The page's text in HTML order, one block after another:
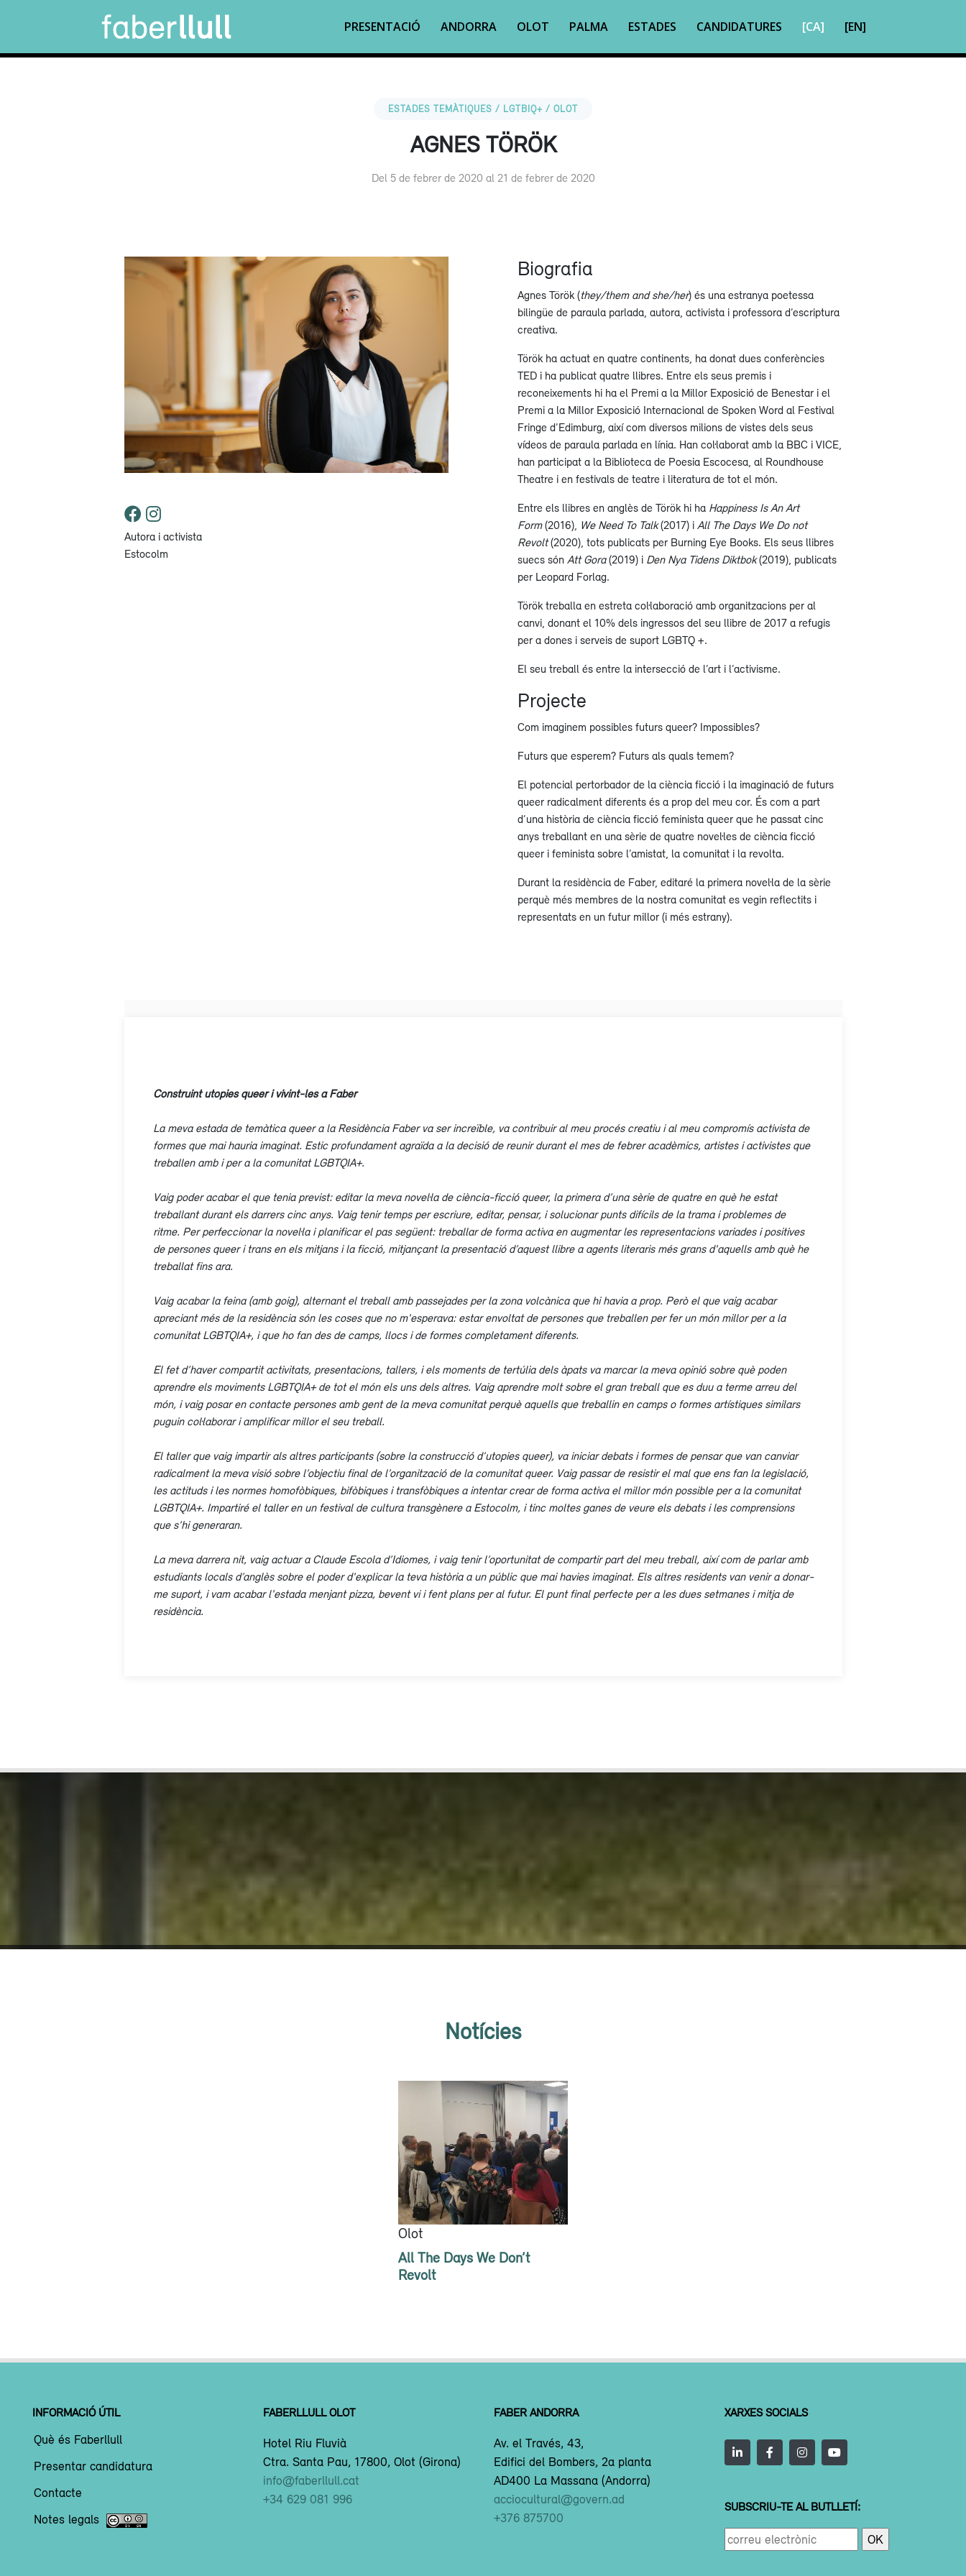
PRESENTACIÓ ANDORRA OLOT PALMA ESTADES CANDIDATURES [CA] [EN]
ESTADES TEMÀTIQUES / LGTBIQ+ / OLOT
AGNES TÖRÖK
Del 5 de febrer de 2020 al 21 de febrer de 2020
Autora i activista
Estocolm
Biografia
Agnes Török (they/them and she/her) és una estranya poetessa
bilingüe de paraula parlada, autora, activista i professora d’escriptura
creativa.
Török ha actuat en quatre continents, ha donat dues conferències
TED i ha publicat quatre llibres. Entre els seus premis i
reconeixements hi ha el Premi a la Millor Exposició de Benestar i el
Premi a la Millor Exposició Internacional de Spoken Word al Festival
Fringe d’Edimburg, així com diversos milions de vistes dels seus
vídeos de paraula parlada en línia. Han col·laborat amb la BBC i VICE,
han participat a la Biblioteca de Poesia Escocesa, al Roundhouse
Theatre i en festivals de teatre i literatura de tot el món.
Entre els llibres en anglès de Török hi ha Happiness Is An Art
Form(2016), We Need To Talk(2017) i All The Days We Do not
Revolt(2020), tots publicats per Burning Eye Books. Els seus llibres
suecs són Att Gora(2019) i Den Nya Tidens Diktbok(2019), publicats
per Leopard Forlag.
Török treballa en estreta col·laboració amb organitzacions per al
canvi, donant el 10% dels ingressos del seu llibre de 2017 a refugis
per a dones i serveis de suport LGBTQ +.
El seu treball és entre la intersecció de l’art i l’activisme.
Projecte
Com imaginem possibles futurs queer? Impossibles?
Futurs que esperem? Futurs als quals temem?
El potencial pertorbador de la ciència ficció i la imaginació de futurs
queer radicalment diferents és a prop del meu cor. És com a part
d’una història de ciència ficció feminista queer que he passat cinc
anys treballant en una sèrie de quatre novel·les de ciència ficció
queer i feminista sobre l’amistat, la comunitat i la revolta.
Durant la residència de Faber, editaré la primera novel·la de la sèrie
perquè més membres de la nostra comunitat es vegin reflectits i
representats en un futur millor (i més estrany).
Construint utopies queer i vivint-les a Faber
La meva estada de temàtica queer a la Residència Faber va ser increïble, va contribuir al meu procés creatiu i al meu compromís activista de
formes que mai hauria imaginat. Estic profundament agraïda a la decisió de reunir durant el mes de febrer acadèmics, artistes i activistes que
treballen amb i per a la comunitat LGBTQIA+.
Vaig poder acabar el que tenia previst: editar la meva novel·la de ciència-ficció queer, la primera d’una sèrie de quatre en què he estat
treballant durant els darrers cinc anys. Vaig tenir temps per escriure, editar, pensar, i solucionar punts difícils de la trama i problemes de
ritme. Per perfeccionar la novel·la i planificar el pas següent: treballar de forma activa en augmentar les representacions variades i positives
de persones queer i trans en els mitjans i la ficció, mitjançant la presentació d’aquest llibre a agents literaris més grans d'aquells amb què he
treballat fins ara.
Vaig acabar la feina (amb goig), alternant el treball amb passejades per la zona volcànica que hi havia a prop. Però el que vaig acabar
apreciant més de la residència són les coses que no m'esperava: estar envoltat de persones que treballen per fer un món millor per a la
comunitat LGBTQIA+, i que ho fan des de camps, llocs i de formes completament diferents.
El fet d’haver compartit activitats, presentacions, tallers, i els moments de tertúlia dels àpats va marcar la meva opinió sobre què poden
aprendre els moviments LGBTQIA+ de tot el món els uns dels altres. Vaig aprendre molt sobre el gran treball que es duu a terme arreu del
món, i vaig posar en contacte persones amb gent de la meva comunitat perquè aquells que treballin en camps o formes artístiques similars
puguin col·laborar i amplificar millor el seu treball.
El taller que vaig impartir als altres participants (sobre la construcció d’utopies queer), va iniciar debats i formes de pensar que van canviar
radicalment la meva visió sobre l’objectiu final de l’organització de la comunitat queer. Vaig passar de resistir el mal que ens fan la legislació,
les actituds i les normes homofòbiques, bifòbiques i transfòbiques a intentar crear de forma activa el millor món possible per a la comunitat
LGBTQIA+. Impartiré el taller en un festival de cultura transgènere a Estocolm, i tinc moltes ganes de veure els debats i les comprensions
que s’hi generaran.
La meva darrera nit, vaig actuar a Claude Escola d’Idiomes, i vaig tenir l’oportunitat de compartir part del meu treball, així com de parlar amb
estudiants locals d’anglès sobre el poder d'explicar la teva història a un públic que mai havies imaginat. Els altres residents van venir a donar-
me suport, i vam acabar l'estada menjant pizza, bevent vi i fent plans per al futur. El punt final perfecte per a les dues setmanes i mitja de
residència.
Notícies
Olot
All The Days We Don’t
Revolt
INFORMACIÓ ÚTIL
Què és Faberllull
Presentar candidatura
Contacte
Notes legals
FABERLLULL OLOT
Hotel Riu Fluvià
Ctra. Santa Pau, 17800, Olot (Girona)
info@faberllull.cat
+34 629 081 996
FABER ANDORRA
Av. el Través, 43,
Edifici del Bombers, 2a planta
AD400 La Massana (Andorra)
acciocultural@govern.ad
+376 875700
XARXES SOCIALS
SUBSCRIU-TE AL BUTLLETÍ: